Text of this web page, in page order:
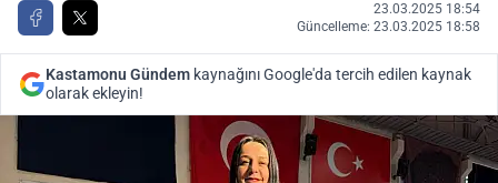
23.03.2025 18:54
Güncelleme: 23.03.2025 18:58
Kastamonu Gündem kaynağını Google'da tercih edilen kaynak
olarak ekleyin!